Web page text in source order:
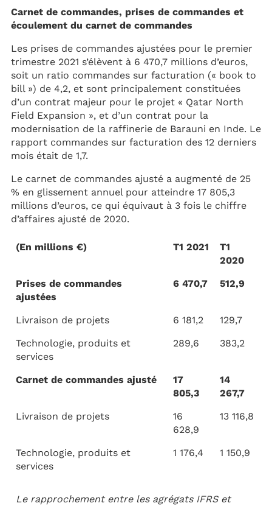
Carnet de commandes, prises de commandes et
écoulement du carnet de commandes
Les prises de commandes ajustées pour le premier
trimestre 2021 s’élèvent à 6 470,7 millions d’euros,
soit un ratio commandes sur facturation (« book to
bill ») de 4,2, et sont principalement constituées
d’un contrat majeur pour le projet « Qatar North
Field Expansion », et d’un contrat pour la
modernisation de la raffinerie de Barauni en Inde. Le
rapport commandes sur facturation des 12 derniers
mois était de 1,7.
Le carnet de commandes ajusté a augmenté de 25
% en glissement annuel pour atteindre 17 805,3
millions d’euros, ce qui équivaut à 3 fois le chiffre
d’affaires ajusté de 2020.
(En millions €) T1 2021
T1
2020
Prises de commandes
ajustées
6 470,7 512,9
Livraison de projets 6 181,2
129,7
Technologie, produits et
services
289,6 383,2
Carnet de commandes ajusté
17
805,3
14
267,7
Livraison de projets
16
628,9
13 116,8
Technologie, produits et
services
1 176,4 1 150,9
Le rapprochement entre les agrégats IFRS et